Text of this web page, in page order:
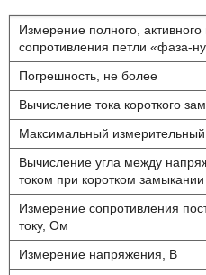
Измерение полного, активного
сопротивления петли «фаза-
Погрешность, не более
Вычисление тока короткого
Максимальный измерительный
Вычисление угла между
током при коротком замыкании
Измерение сопротивления
току, Ом
Измерение напряжения, В